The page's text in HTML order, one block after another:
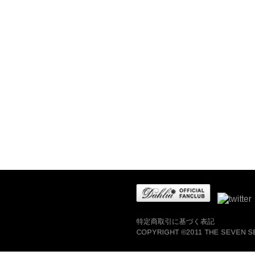
特定商取引に基づく表記
COPYRIGHT ©2011 THE SEVEN